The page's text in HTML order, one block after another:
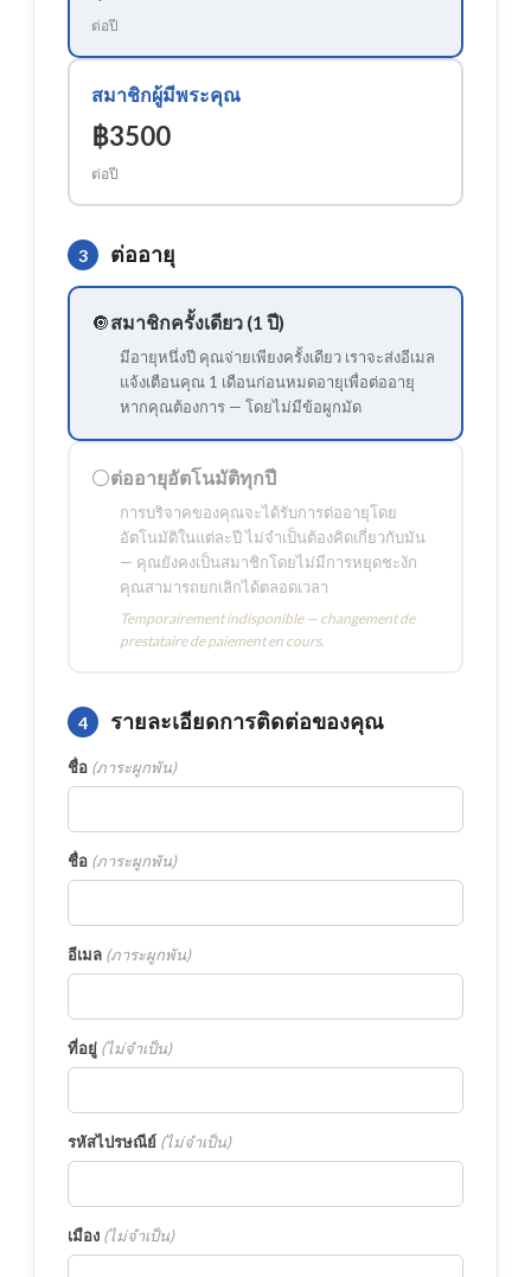
ต่อปี
สมาชิกผู้มีพระคุณ
฿3500
ต่อปี
3 ต่ออายุ
🔘สมาชิกครั้งเดียว (1 ปี)
มีอายุหนึ่งปี คุณจ่ายเพียงครั้งเดียว เราจะส่งอีเมล
แจ้งเตือนคุณ 1 เดือนก่อนหมดอายุเพื่อต่ออายุ
หากคุณต้องการ — โดยไม่มีข้อผูกมัด
⚪ต่ออายุอัตโนมัติทุกปี
การบริจาคของคุณจะได้รับการต่ออายุโดย
อัตโนมัติในแต่ละปี ไม่จำเป็นต้องคิดเกี่ยวกับมัน
— คุณยังคงเป็นสมาชิกโดยไม่มีการหยุดชะงัก
คุณสามารถยกเลิกได้ตลอดเวลา
Temporairement indisponible — changement de
prestataire de paiement en cours.
4 รายละเอียดการติดต่อของคุณ
ชื่อ (ภาระผูกพัน)
ชื่อ (ภาระผูกพัน)
อีเมล (ภาระผูกพัน)
ที่อยู่ (ไม่จำเป็น)
รหัสไปรษณีย์ (ไม่จำเป็น)
เมือง (ไม่จำเป็น)